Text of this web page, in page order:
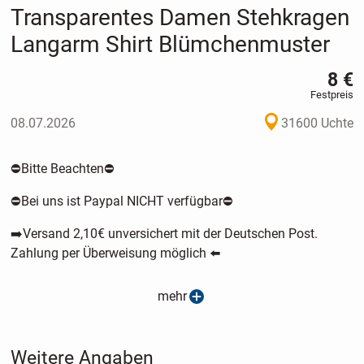
Transparentes Damen Stehkragen
Langarm Shirt Blümchenmuster
8 €
Festpreis
08.07.2026 31600 Uchte
⛔️Bitte Beachten⛔️
⛔️Bei uns ist Paypal NICHT verfügbar⛔️
➡️Versand 2,10€ unversichert mit der Deutschen Post.
Zahlung per Überweisung möglich ⬅️
Hier könnt Ihr ein Sexy Damen Langarmshirt mit Spitze und
sondern auch ein echter Hingucker für jeden Anlass. Mit
mehr
Weitere Angaben